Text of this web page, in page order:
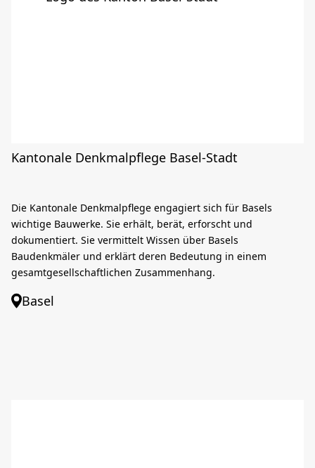
Kantonale Denkmalpflege Basel-Stadt
Die Kantonale Denkmalpflege engagiert sich für Basels
wichtige Bauwerke. Sie erhält, berät, erforscht und
dokumentiert. Sie vermittelt Wissen über Basels
Baudenkmäler und erklärt deren Bedeutung in einem
gesamtgesellschaftlichen Zusammenhang.
Basel